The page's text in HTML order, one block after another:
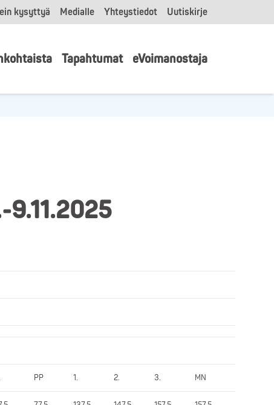
kysyttyä Medialle Yhteystiedot Uutiskirje
Tapahtumat eVoimanostaja
9.11.2025
PP 1. 2. 3. MN